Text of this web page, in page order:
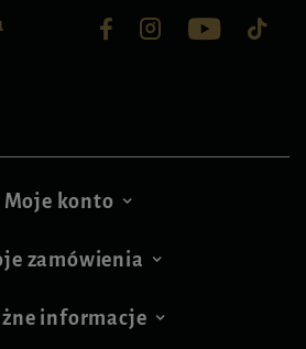
Moje konto
zamówienia
informacje